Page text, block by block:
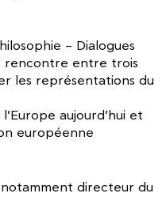
– Dialogues
rencontre entre trois
les représentations du
aujourd’hui et
européenne
notamment directeur du